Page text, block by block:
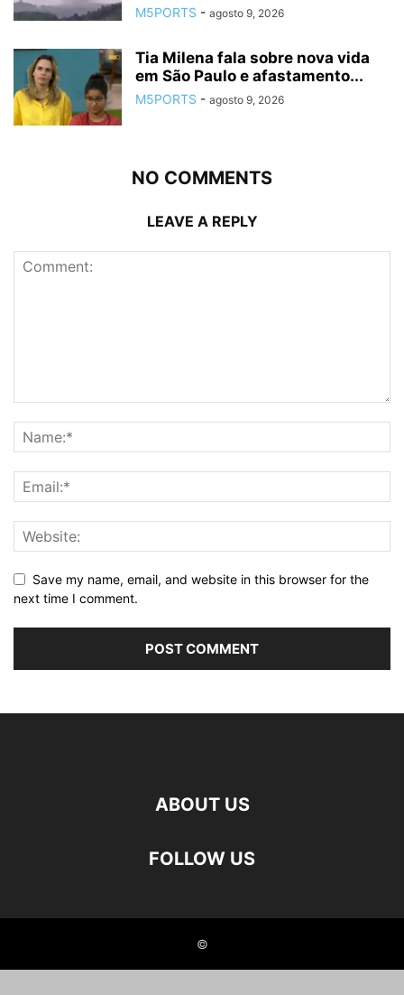
M5PORTS - agosto 9, 2026
Tia Milena fala sobre nova vida
em São Paulo e afastamento...
M5PORTS - agosto 9, 2026
NO COMMENTS
LEAVE A REPLY
Save my name, email, and website in this browser for the
next time I comment.
ABOUT US
FOLLOW US
©